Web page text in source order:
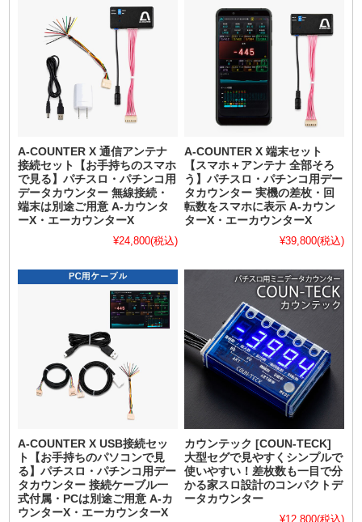
A-COUNTER X 通信アンテナ
接続セット【お手持ちのスマホ
で見る】パチスロ・パチンコ用
データカウンター 無線接続・
端末は別途ご用意 A-カウンタ
ーX・エーカウンターX
¥24,800(税込)
A-COUNTER X 端末セット
【スマホ＋アンテナ 全部そろ
う】パチスロ・パチンコ用デー
タカウンター 実機の差枚・回
転数をスマホに表示 A-カウン
ターX・エーカウンターX
¥39,800(税込)
A-COUNTER X USB接続セッ
ト【お手持ちのパソコンで見
る】パチスロ・パチンコ用デー
タカウンター 接続ケーブル一
式付属・PCは別途ご用意 A-カ
ウンターX・エーカウンターX
カウンテック [COUN-TECK]
大型セグで見やすくシンプルで
使いやすい！差枚数も一目で分
かる家スロ設計のコンパクトデ
ータカウンター
¥12,800(税込)